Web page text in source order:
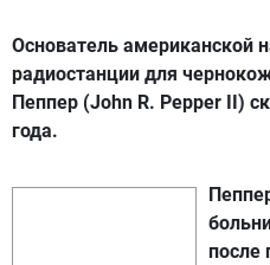
Основатель американской
радиостанции для
Пеппер (John R. Pepper II)
года.
после